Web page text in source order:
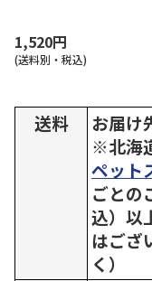
1,520円
(送料別・税込)
送料
お届け
※北海
ペット
ごとの
込）以
はござ
く）